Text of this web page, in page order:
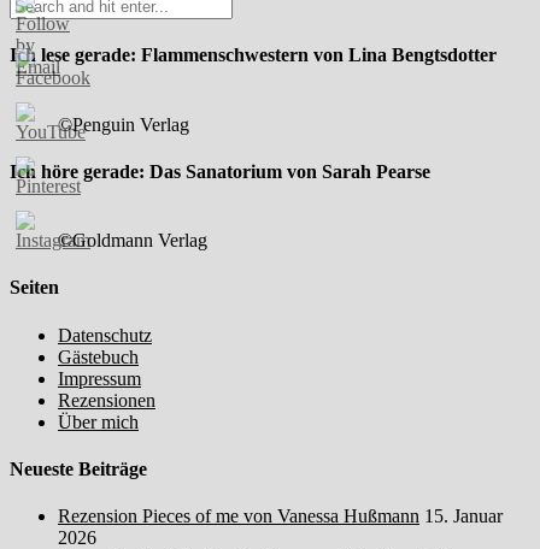
Ich lese gerade: Flammenschwestern von Lina Bengtsdotter
©Penguin Verlag
Ich höre gerade: Das Sanatorium von Sarah Pearse
©Goldmann Verlag
Seiten
Datenschutz
Gästebuch
Impressum
Rezensionen
Über mich
Neueste Beiträge
Rezension Pieces of me von Vanessa Hußmann 15. Januar
2026